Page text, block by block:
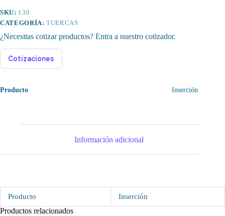
SKU: 130
CATEGORÍA:TUERCAS
¿Necesitas cotizar productos? Entra a nuestro cotizador.
Cotizaciones
Producto Inserción
Información adicional
Producto Inserción
Productos relacionados